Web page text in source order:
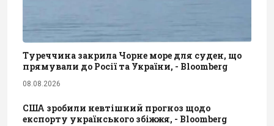
Туреччина закрила Чорне море для суден, що
прямували до Росії та України, - Bloomberg
08.08.2026
США зробили невтішний прогноз щодо
експорту українського збіжжя, - Bloomberg